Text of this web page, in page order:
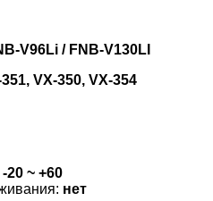
V96Li / FNB-V130LI
VX-350, VX-354
-20 ~ +60
нет